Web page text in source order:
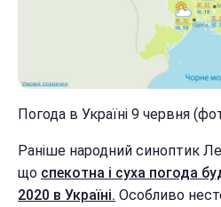
Погода в Україні 9 червня
Раніше народний синоптик
що спекотна і суха погода
2020 в Україні. Особливо